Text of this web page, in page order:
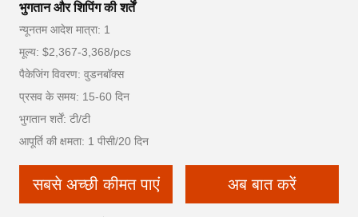
भुगतान और शिपिंग की शर्तें
न्यूनतम आदेश मात्रा: 1
मूल्य: $2,367-3,368/pcs
पैकेजिंग विवरण: वुडनबॉक्स
प्रसव के समय: 15-60 दिन
भुगतान शर्तें: टी/टी
आपूर्ति की क्षमता: 1 पीसी/20 दिन
सबसे अच्छी कीमत पाएं अब बात करें